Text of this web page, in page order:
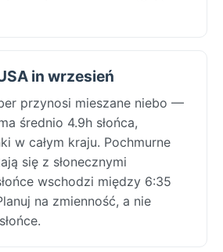
in wrzesień
przynosi mieszane niebo —
średnio 4.9h słońca,
w całym kraju. Pochmurne
się z słonecznymi
wschodzi między 6:35
na zmienność, a nie